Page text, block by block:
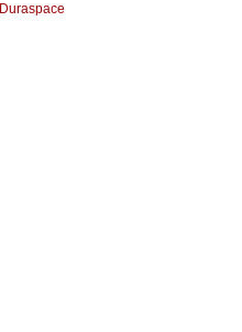
Duraspace